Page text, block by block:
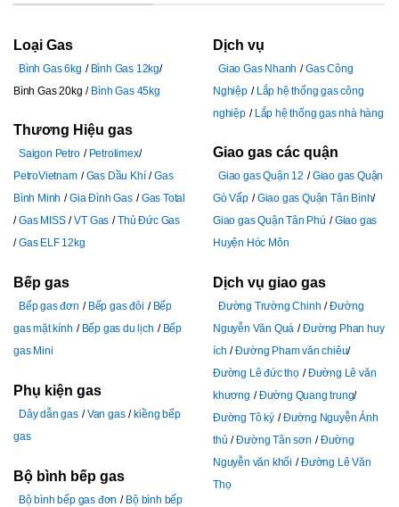
Loại Gas
Bình Gas 6kg
Bình Gas 12kg
Bình Gas 20kg
Bình Gas 45kg
Thương Hiệu gas
Saigon Petro
Petrolimex
PetroVietnam
Gas Dầu Khí
Gas
Bình Minh
Gia Đình Gas
Gas Total
Gas MISS
VT Gas
Thủ Đức Gas
Gas ELF 12kg
Bếp gas
Bếp gas đơn Bếp gas đôi
Bếp
gas mặt kính
Bếp gas du lịch
Bếp
gas Mini
Phụ kiện gas
Dây dẫn gas Van gas
kiềng bếp
gas
Bộ bình bếp gas
Bộ bình bếp gas đơn
Bộ bình bếp
Dịch vụ
Giao Gas Nhanh
Gas Công
Nghiệp
Lắp hệ thống gas công
nghiệp
Lắp hệ thống gas nhà hàng
Giao gas các quận
Giao gas Quận 12
Giao gas Quận
Gò Vấp
Giao gas Quận Tân Bình
Giao gas Quận Tân Phú
Giao gas
Huyện Hóc Môn
Dịch vụ giao gas
Đường Trường Chinh
Đường
Nguyễn Văn Quá
Đường Phan huy
ích
Đường Pham văn chiêu
Đường Lê đức thọ
Đường Lê văn
khương
Đường Quang trung
Đường Tô ký
Đường Nguyễn Ảnh
thủ
Đường Tân sơn
Đường
Nguyễn văn khối
Đường Lê Văn
Thọ